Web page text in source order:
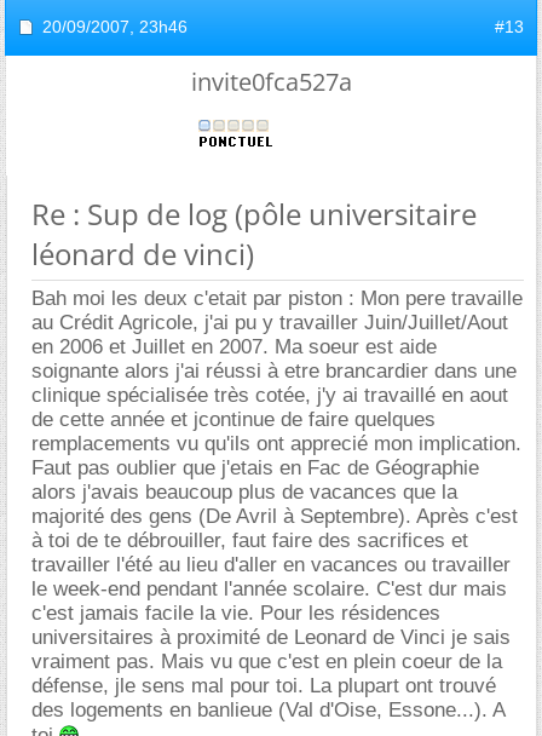
20/09/2007, 23h46 #13
invite0fca527a
Re : Sup de log (pôle universitaire
léonard de vinci)
Bah moi les deux c'etait par piston : Mon pere travaille
au Crédit Agricole, j'ai pu y travailler Juin/Juillet/Aout
en 2006 et Juillet en 2007. Ma soeur est aide
soignante alors j'ai réussi à etre brancardier dans une
clinique spécialisée très cotée, j'y ai travaillé en aout
de cette année et jcontinue de faire quelques
remplacements vu qu'ils ont apprecié mon implication.
Faut pas oublier que j'etais en Fac de Géographie
alors j'avais beaucoup plus de vacances que la
majorité des gens (De Avril à Septembre). Après c'est
à toi de te débrouiller, faut faire des sacrifices et
travailler l'été au lieu d'aller en vacances ou travailler
le week-end pendant l'année scolaire. C'est dur mais
c'est jamais facile la vie. Pour les résidences
universitaires à proximité de Leonard de Vinci je sais
vraiment pas. Mais vu que c'est en plein coeur de la
défense, jle sens mal pour toi. La plupart ont trouvé
des logements en banlieue (Val d'Oise, Essone...). A